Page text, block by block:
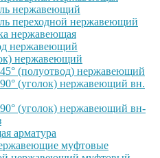
нержавеющий
переходной нержавеющий
нержавеющая
нержавеющий
нержавеющий
(полуотвод) нержавеющий
(уголок) нержавеющий вн.
(уголок) нержавеющий вн-
арматура
муфтовые